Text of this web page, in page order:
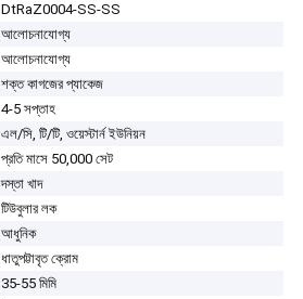
DtRaZ0004-SS-SS
আলোচনাযোগ্য
আলোচনাযোগ্য
শক্ত কাগজের প্যাকেজ
4-5 সপ্তাহ
এল/সি, টি/টি, ওয়েস্টার্ন ইউনিয়ন
প্রতি মাসে 50,000 সেট
দস্তা খাদ
টিউবুলার লক
আধুনিক
ধাতুপট্টাবৃত ক্রোম
35-55 মিমি